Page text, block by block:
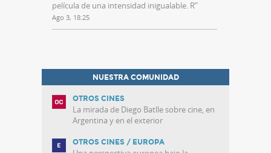
película de una intensidad inigualable. R”
Ago 3, 18:25
NUESTRA COMUNIDAD
OTROS CINES
La mirada de Diego Batlle sobre cine, en
Argentina y en el exterior
OTROS CINES / EUROPA